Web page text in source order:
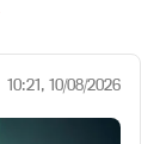
10:21, 10/08/2026